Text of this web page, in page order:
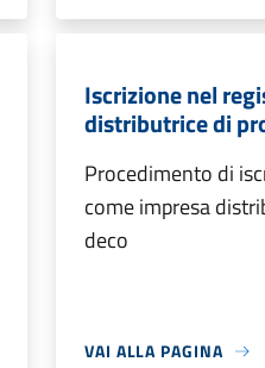
Iscrizione nel
distributrice di
Procedimento di
come impresa
deco
VAI ALLA PAGINA